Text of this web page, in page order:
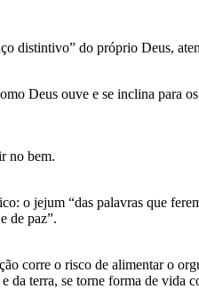
distintivo” do próprio Deus,
Deus ouve e se inclina para
no bem.
o jejum “das palavras que
de paz”.
corre o risco de alimentar o
da terra, se torne forma de vida